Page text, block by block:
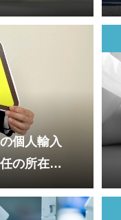
個人輸入
の所在な
の知識